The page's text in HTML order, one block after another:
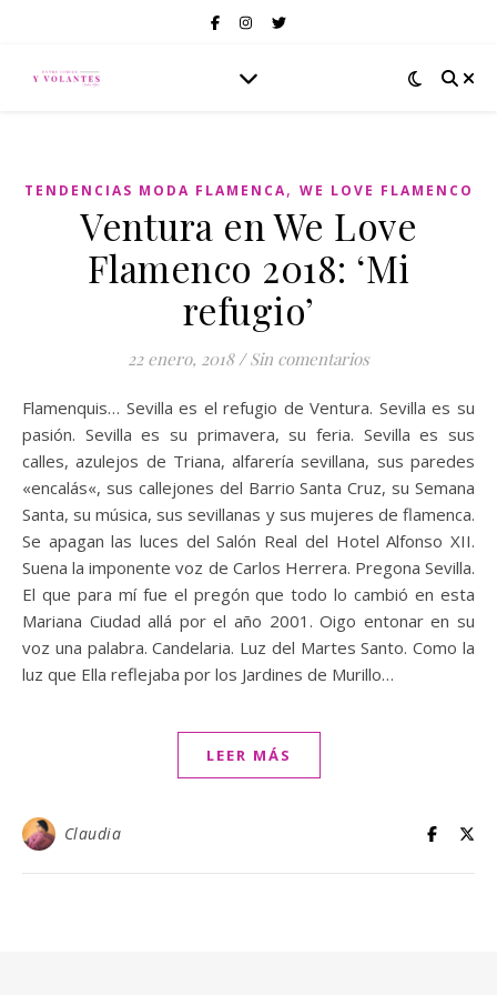
TENDENCIAS MODA FLAMENCA, WE LOVE FLAMENCO
Ventura en We Love
Flamenco 2018: ‘Mi
refugio’
22 enero, 2018 / Sin comentarios
Flamenquis… Sevilla es el refugio de Ventura. Sevilla es su
pasión. Sevilla es su primavera, su feria. Sevilla es sus
calles, azulejos de Triana, alfarería sevillana, sus paredes
«encalás«, sus callejones del Barrio Santa Cruz, su Semana
Santa, su música, sus sevillanas y sus mujeres de flamenca.
Se apagan las luces del Salón Real del Hotel Alfonso XII.
Suena la imponente voz de Carlos Herrera. Pregona Sevilla.
El que para mí fue el pregón que todo lo cambió en esta
Mariana Ciudad allá por el año 2001. Oigo entonar en su
voz una palabra. Candelaria. Luz del Martes Santo. Como la
luz que Ella reflejaba por los Jardines de Murillo…
LEER MÁS
Claudia